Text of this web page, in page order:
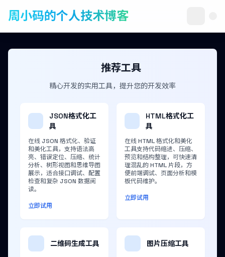
周小码的个人技术博客
推荐工具
精心开发的实用工具，提升您的开发效率
JSON格式化工
具
在线 JSON 格式化、验证
和美化工具，支持语法高
亮、错误定位、压缩、统计
分析、树形视图和思维导图
展示，适合接口调试、配置
检查和复杂 JSON 数据阅
读。
立即试用
HTML格式化工
具
在线 HTML 格式化和美化
工具支持代码缩进、压缩、
预览和结构整理，可快速清
理混乱的 HTML 片段，方
便前端调试、页面分析和模
板代码维护。
立即试用
二维码生成工具 图片压缩工具